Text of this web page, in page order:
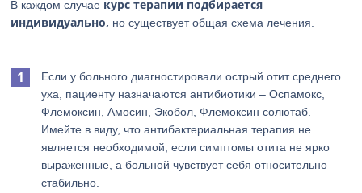
В каждом случае курс терапии подбирается
индивидуально, но существует общая схема лечения.
Если у больного диагностировали острый отит среднего
уха, пациенту назначаются антибиотики – Оспамокс,
Флемоксин, Амосин, Экобол, Флемоксин солютаб.
Имейте в виду, что антибактериальная терапия не
является необходимой, если симптомы отита не ярко
выраженные, а больной чувствует себя относительно
стабильно.